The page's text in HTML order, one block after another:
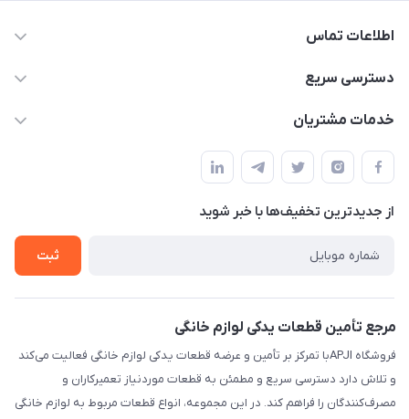
اطلاعات تماس
09106753413
دسترسی سریع
حساب کاربری
لیست محصولات
درباره ما
خدمات مشتریان
قوانین و مقررات
حریم خصوصی
راهنما
از جدید‌ترین تخفیف‌ها با‌ خبر شوید
ثبت
مرجع تأمین قطعات یدکی لوازم خانگی
فروشگاه APJIبا تمرکز بر تأمین و عرضه قطعات یدکی لوازم خانگی فعالیت می‌کند
و تلاش دارد دسترسی سریع و مطمئن به قطعات موردنیاز تعمیرکاران و
مصرف‌کنندگان را فراهم کند. در این مجموعه، انواع قطعات مربوط به لوازم خانگی